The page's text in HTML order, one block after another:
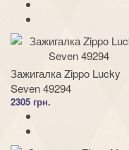
Зажигалка Zippo Lucky
Seven 49294
2305 грн.